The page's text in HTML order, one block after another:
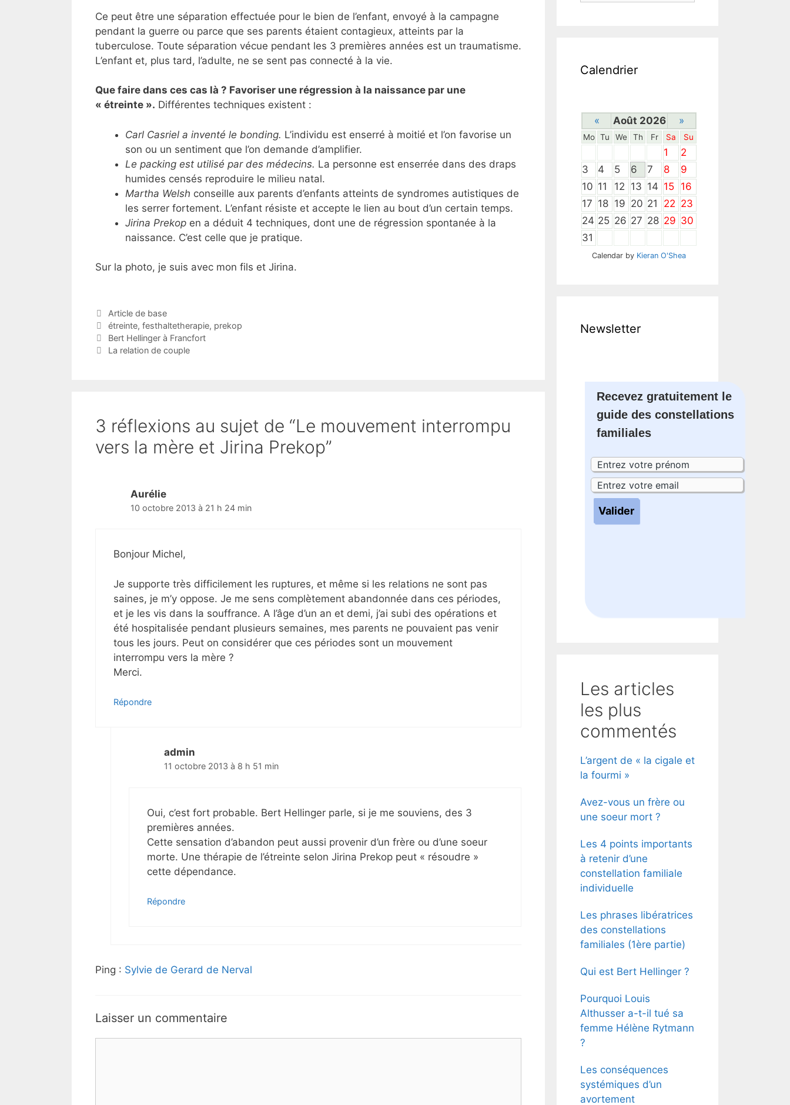
Ce peut être une séparation effectuée pour le bien de l’enfant, envoyé à la campagne
pendant la guerre ou parce que ses parents étaient contagieux, atteints par la
tuberculose. Toute séparation vécue pendant les 3 premières années est un traumatisme.
L’enfant et, plus tard, l’adulte, ne se sent pas connecté à la vie.
Que faire dans ces cas là ? Favoriser une régression à la naissance par une
« étreinte ». Différentes techniques existent :
Carl Casriel a inventé le bonding. L’individu est enserré à moitié et l’on favorise un
son ou un sentiment que l’on demande d’amplifier.
Le packing est utilisé par des médecins. La personne est enserrée dans des draps
humides censés reproduire le milieu natal.
Martha Welsh conseille aux parents d’enfants atteints de syndromes autistiques de
les serrer fortement. L’enfant résiste et accepte le lien au bout d’un certain temps.
Jirina Prekop en a déduit 4 techniques, dont une de régression spontanée à la
naissance. C’est celle que je pratique.
Sur la photo, je suis avec mon fils et Jirina.
Catégories
Article de base
Étiquettes
étreinte, festhaltetherapie, prekop
Bert Hellinger à Francfort
La relation de couple
3 réflexions au sujet de “Le mouvement interrompu
vers la mère et Jirina Prekop”
Aurélie
10 octobre 2013 à 21 h 24 min
Bonjour Michel,
Je supporte très difficilement les ruptures, et même si les relations ne sont pas
saines, je m’y oppose. Je me sens complètement abandonnée dans ces périodes,
et je les vis dans la souffrance. A l’âge d’un an et demi, j’ai subi des opérations et
été hospitalisée pendant plusieurs semaines, mes parents ne pouvaient pas venir
tous les jours. Peut on considérer que ces périodes sont un mouvement
interrompu vers la mère ?
Merci.
Répondre
admin
11 octobre 2013 à 8 h 51 min
Oui, c’est fort probable. Bert Hellinger parle, si je me souviens, des 3
premières années.
Cette sensation d’abandon peut aussi provenir d’un frère ou d’une soeur
morte. Une thérapie de l’étreinte selon Jirina Prekop peut « résoudre »
cette dépendance.
Répondre
Ping : Sylvie de Gerard de Nerval
Laisser un commentaire
Calendrier
« Août 2026 »
Mo Tu We Th Fr Sa Su
1
2
3
4 5 6 7 8
9
10 11 12 13 14 15 16
17 18 19 20 21 22 23
24 25 26 27 28 29 30
31
Calendar by Kieran O'Shea
Newsletter
Recevez gratuitement le
guide des constellations
familiales
Les articles
les plus
commentés
L’argent de « la cigale et
la fourmi »
Avez-vous un frère ou
une soeur mort ?
Les 4 points importants
à retenir d’une
constellation familiale
individuelle
Les phrases libératrices
des constellations
familiales (1ère partie)
Qui est Bert Hellinger ?
Pourquoi Louis
Althusser a-t-il tué sa
femme Hélène Rytmann
?
Les conséquences
systémiques d’un
avortement